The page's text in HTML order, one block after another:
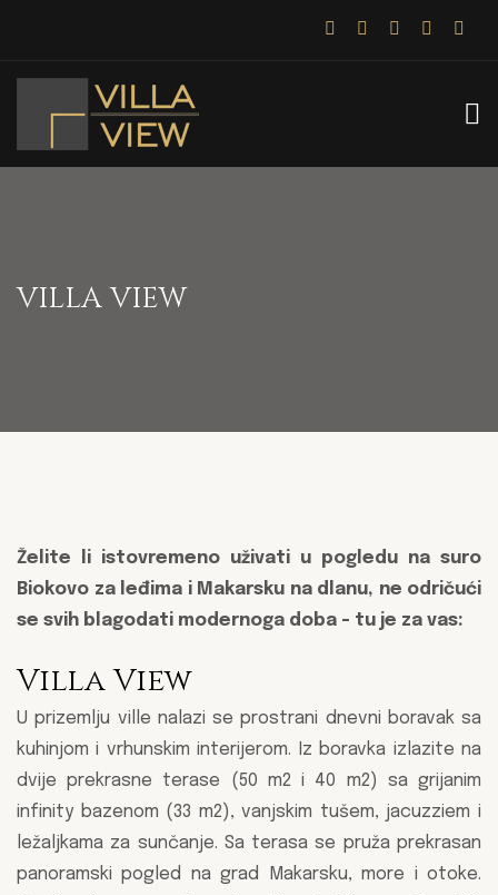
VILLA VIEW
Želite li istovremeno uživati u pogledu na suro
Biokovo za leđima i Makarsku na dlanu, ne odričući
se svih blagodati modernoga doba - tu je za vas:
Villa View
U prizemlju ville nalazi se prostrani dnevni boravak sa
kuhinjom i vrhunskim interijerom. Iz boravka izlazite na
dvije prekrasne terase (50 m2 i 40 m2) sa grijanim
infinity bazenom (33 m2), vanjskim tušem, jacuzziem i
ležaljkama za sunčanje. Sa terasa se pruža prekrasan
panoramski pogled na grad Makarsku, more i otoke.